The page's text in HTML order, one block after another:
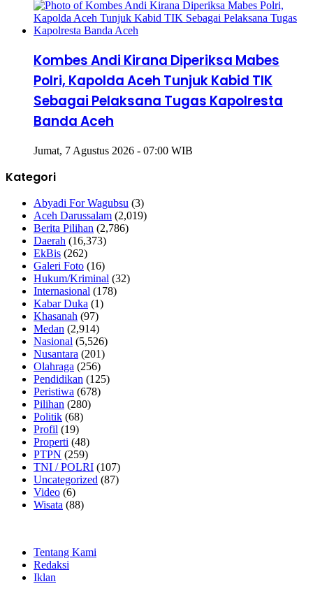
Kombes Andi Kirana Diperiksa Mabes
Polri, Kapolda Aceh Tunjuk Kabid TIK
Sebagai Pelaksana Tugas Kapolresta
Banda Aceh
Jumat, 7 Agustus 2026 - 07:00 WIB
Kategori
Abyadi For Wagubsu (3)
Aceh Darussalam (2,019)
Berita Pilihan (2,786)
Daerah (16,373)
EkBis (262)
Galeri Foto (16)
Hukum/Kriminal (32)
Internasional (178)
Kabar Duka (1)
Khasanah (97)
Medan (2,914)
Nasional (5,526)
Nusantara (201)
Olahraga (256)
Pendidikan (125)
Peristiwa (678)
Pilihan (280)
Politik (68)
Profil (19)
Properti (48)
PTPN (259)
TNI / POLRI (107)
Uncategorized (87)
Video (6)
Wisata (88)
Tentang Kami
Redaksi
Iklan